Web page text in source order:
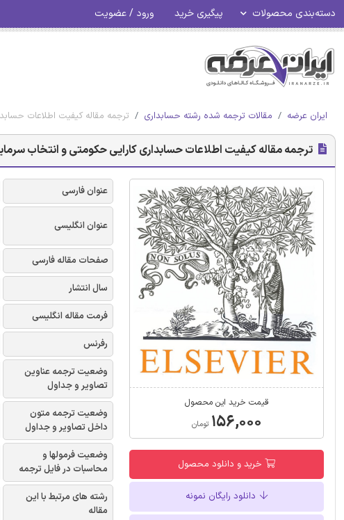
دسته‌بندی محصولات پیگیری خرید ورود / عضویت
ایران عرضه مقالات ترجمه شده رشته حسابداری ترجمه مقاله کیفیت اطلاعات
ترجمه مقاله کیفیت اطلاعات حسابداری کارایی حکومتی و انتخاب
قیمت خرید این محصول
۱۵۶,۰۰۰ تومان
خرید و دانلود محصول
دانلود رایگان نمونه
عنوان فارسی
عنوان انگلیسی
صفحات مقاله فارسی
سال انتشار
فرمت مقاله انگلیسی
رفرنس
وضعیت ترجمه عناوین
تصاویر و جداول
وضعیت ترجمه متون
داخل تصاویر و جداول
وضعیت فرمولها و
محاسبات در فایل ترجمه
رشته های مرتبط با این
مقاله